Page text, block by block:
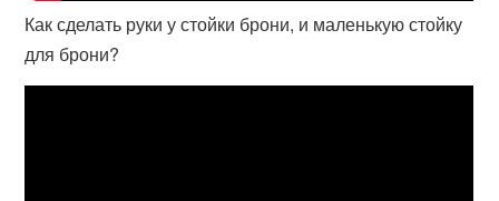
Как сделать руки у стойки брони, и маленькую стойку
для брони?